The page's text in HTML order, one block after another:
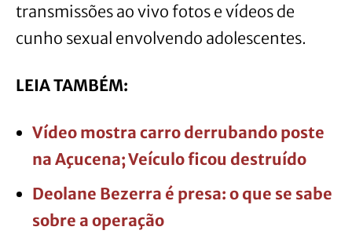
transmissões ao vivo fotos e vídeos de
cunho sexual envolvendo adolescentes.
LEIA TAMBÉM:
Vídeo mostra carro derrubando poste
na Açucena; Veículo ficou destruído
Deolane Bezerra é presa: o que se sabe
sobre a operação